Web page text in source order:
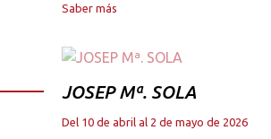
Saber más
JOSEP Mª. SOLA
Del 10 de abril al 2 de mayo de 2026